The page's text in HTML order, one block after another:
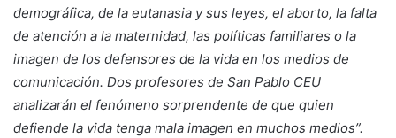
demográfica, de la eutanasia y sus leyes, el aborto, la falta
de atención a la maternidad, las políticas familiares o la
imagen de los defensores de la vida en los medios de
comunicación. Dos profesores de San Pablo CEU
analizarán el fenómeno sorprendente de que quien
defiende la vida tenga mala imagen en muchos medios”.